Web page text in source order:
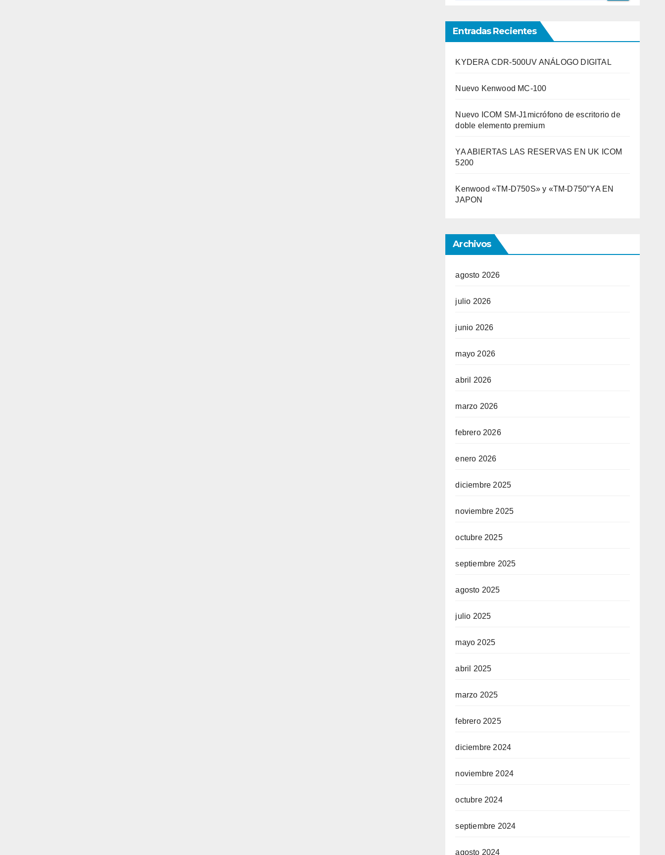
Entradas Recientes
KYDERA CDR-500UV ANÁLOGO DIGITAL
Nuevo Kenwood MC-100
Nuevo ICOM SM-J1micrófono de escritorio de
doble elemento premium
YA ABIERTAS LAS RESERVAS EN UK ICOM
5200
Kenwood «TM-D750S» y «TM-D750″YA EN
JAPON
Archivos
agosto 2026
julio 2026
junio 2026
mayo 2026
abril 2026
marzo 2026
febrero 2026
enero 2026
diciembre 2025
noviembre 2025
octubre 2025
septiembre 2025
agosto 2025
julio 2025
mayo 2025
abril 2025
marzo 2025
febrero 2025
diciembre 2024
noviembre 2024
octubre 2024
septiembre 2024
agosto 2024